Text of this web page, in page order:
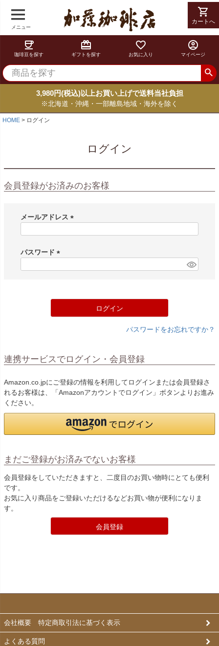
メニュー
shopping_cart
カートへ
coffee
珈琲豆を探す
card_giftcard
ギフトを探す
favorite_border
お気に入り
account_circle
マイページ
3,980円(税込)以上お買い上げで送料当社負担
※北海道・沖縄・一部離島地域・海外を除く
HOME ログイン
ログイン
会員登録がお済みのお客様
メールアドレス
)
パスワード
ログイン
パスワードをお忘れですか？
連携サービスでログイン・会員登録
Amazon.co.jpにご登録の情報を利用してログインまたは会員登録さ
れるお客様は、「Amazonアカウントでログイン」ボタンよりお進み
ください。
まだご登録がお済みでないお客様
会員登録をしていただきますと、二度目のお買い物時にとても便利
です。
お気に入り商品をご登録いただけるなどお買い物が便利になりま
す。
会員登録
会社概要 特定商取引法に基づく表示
よくある質問